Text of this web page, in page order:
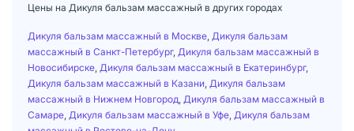
Цены на Дикуля бальзам массажный в других городах
Дикуля бальзам массажный в Москве Дикуля бальзам
массажный в Санкт-Петербург, Дикуля бальзам массажный в
Новосибирске Дикуля бальзам массажный в Екатеринбург,
Дикуля бальзам массажный в Казани Дикуля бальзам
массажный в Нижнем Новгород Дикуля бальзам массажный в
Самаре Дикуля бальзам массажный в Уфе Дикуля бальзам